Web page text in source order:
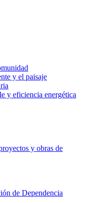
y el paisaje
y eficiencia energética
y obras de
de Dependencia